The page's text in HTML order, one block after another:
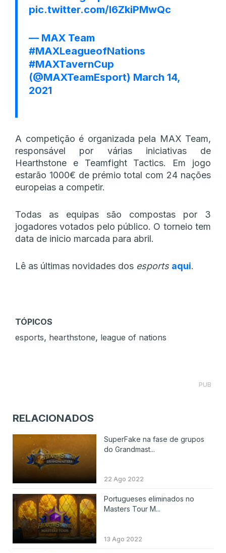
pic.twitter.com/I6ZkiPMwQc
— MAX Team
#MAXLeagueofNations
#MAXTavernCup
(@MAXTeamEsport) March 14,
2021
A competição é organizada pela MAX Team,
responsável por várias iniciativas de
Hearthstone e Teamfight Tactics. Em jogo
estarão 1000€ de prémio total com 24 nações
europeias a competir.
Todas as equipas são compostas por 3
jogadores votados pelo público. O torneio tem
data de inicio marcada para abril.
Lê as últimas novidades dos esports aqui.
TÓPICOS
esports, hearthstone, league of nations
PUB
RELACIONADOS
SuperFake na fase de grupos
do Grandmast...
22 Ago 2022
Portugueses eliminados no
Masters Tour M...
13 Ago 2022